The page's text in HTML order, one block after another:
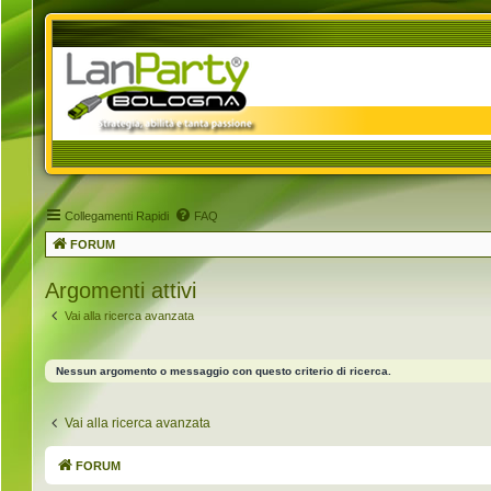
Collegamenti Rapidi FAQ
FORUM
Argomenti attivi
Vai alla ricerca avanzata
Nessun argomento o messaggio con questo criterio di ricerca.
Vai alla ricerca avanzata
FORUM